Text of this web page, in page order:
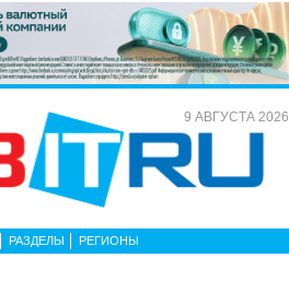
9 АВГУСТА 2026
РАЗДЕЛЫ РЕГИОНЫ